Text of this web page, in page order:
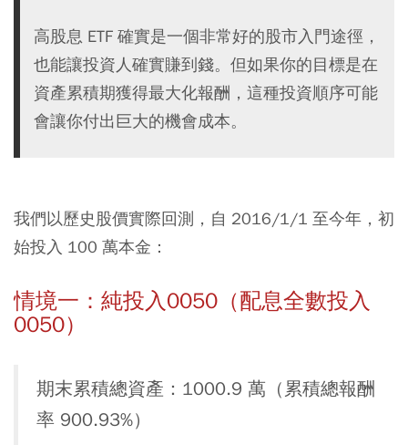
高股息 ETF 確實是一個非常好的股市入門途徑，
也能讓投資人確實賺到錢。但如果你的目標是在
資產累積期獲得最大化報酬，這種投資順序可能
會讓你付出巨大的機會成本。
我們以歷史股價實際回測，自 2016/1/1 至今年，初
始投入 100 萬本金：
情境一：純投入0050（配息全數投入
0050）
期末累積總資產：1000.9 萬（累積總報酬
率 900.93%）